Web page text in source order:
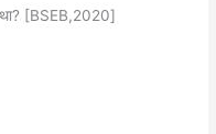
था? [BSEB,2020]